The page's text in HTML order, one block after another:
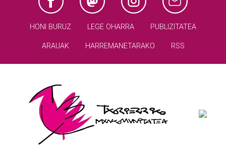
HONI BURUZ LEGE OHARRA PUBLIZITATEA
ARAUAK HARREMANETARAKO RSS